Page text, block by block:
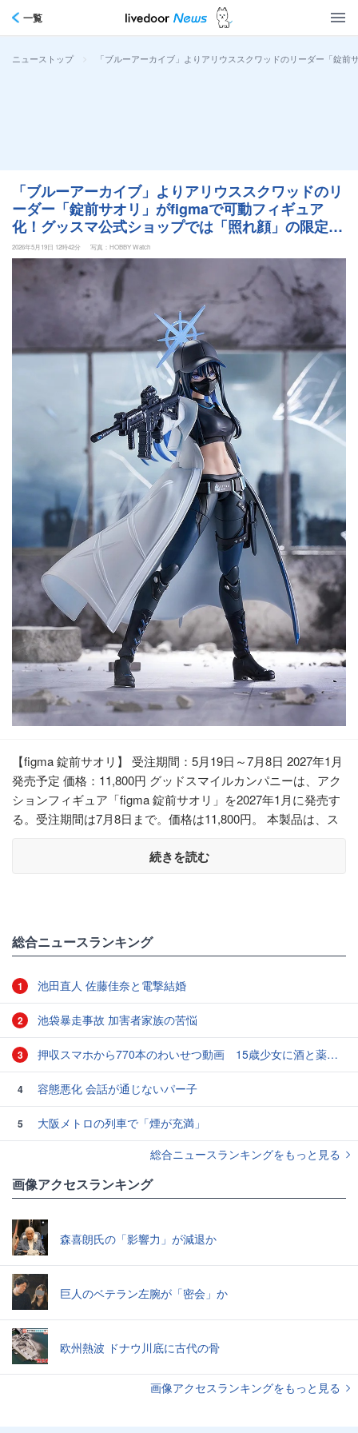
一覧
ニューストップ > 「ブルーアーカイブ」よりアリウススクワッドのリーダー「錠
「ブルーアーカイブ」よりアリウススクワッドのリ
ーダー「錠前サオリ」がfigmaで可動フィギュア
化！グッスマ公式ショップでは「照れ顔」の限定特
典が付属
2026年5月19日 12時42分 写真：HOBBY Watch
【figma 錠前サオリ】 受注期間：5月19日～7月8日 2027年1月
発売予定 価格：11,800円 グッドスマイルカンパニーは、アク
ションフィギュア「figma 錠前サオリ」を2027年1月に発売す
る。受注期間は7月8日まで。価格は11,800円。 本製品は、ス
続きを読む
総合ニュースランキング
1 池田直人 佐藤佳奈と電撃結婚
2 池袋暴走事故 加害者家族の苦悩
3 押収スマホから770本のわいせつ動画 15歳少女に酒と薬飲ませ性的暴行か 54歳男を再逮捕 「薬もありますよ」とSNSで誘い出し
4 容態悪化 会話が通じないパー子
5
大阪メトロの列車で「煙が充満」
総合ニュースランキングをもっと見る
画像アクセスランキング
森喜朗氏の「影響力」が減退か
巨人のベテラン左腕が「密会」か
欧州熱波 ドナウ川底に古代の骨
画像アクセスランキングをもっと見る